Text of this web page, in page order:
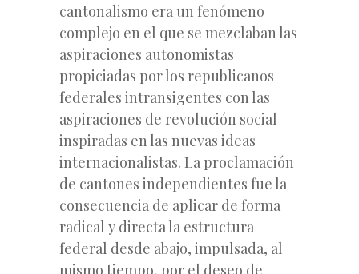
cantonalismo era un fenómeno
complejo en el que se mezclaban las
aspiraciones autonomistas
propiciadas por los republicanos
federales intransigentes con las
aspiraciones de revolución social
inspiradas en las nuevas ideas
internacionalistas. La proclamación
de cantones independientes fue la
consecuencia de aplicar de forma
radical y directa la estructura
federal desde abajo, impulsada, al
mismo tiempo, por el deseo de